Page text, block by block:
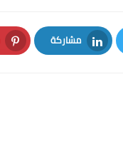
مشاركة
LinkedIn